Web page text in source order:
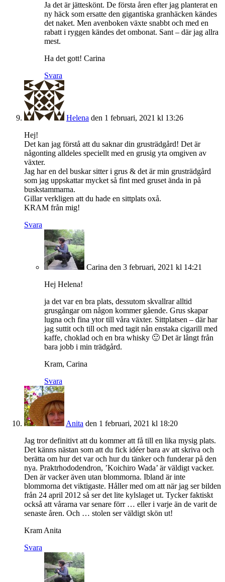
Ja det är jätteskönt. De första åren efter jag planterat en
ny häck som ersatte den gigantiska granhäcken kändes
det naket. Men avenboken växte snabbt och med en
rabatt i ryggen kändes det ombonat. Sant – där jag allra
mest.
Ha det gott! Carina
Svara
Helena den 1 februari, 2021 kl 13:26
Hej!
Det kan jag förstå att du saknar din grusträdgård! Det är
någonting alldeles speciellt med en grusig yta omgiven av
växter.
Jag har en del buskar sitter i grus & det är min grusträdgård
som jag uppskattar mycket så fint med gruset ända in på
buskstammarna.
Gillar verkligen att du hade en sittplats oxå.
KRAM från mig!
Svara
Carina den 3 februari, 2021 kl 14:21
Hej Helena!
ja det var en bra plats, dessutom skvallrar alltid
grusgångar om någon kommer gående. Grus skapar
lugna och fina ytor till våra växter. Sittplatsen – där har
jag suttit och till och med tagit nån enstaka cigarill med
kaffe, choklad och en bra whisky 🙂 Det är långt från
bara jobb i min trädgård.
Kram, Carina
Svara
Anita den 1 februari, 2021 kl 18:20
Jag tror definitivt att du kommer att få till en lika mysig plats.
Det känns nästan som att du fick idéer bara av att skriva och
berätta om hur det var och hur du tänker och funderar på den
nya. Praktrhododendron, ’Koichiro Wada’ är väldigt vacker.
Den är vacker även utan blommorna. Ibland är inte
blommorna det viktigaste. Håller med om att när jag ser bilden
från 24 april 2012 så ser det lite kylslaget ut. Tycker faktiskt
också att vårarna var senare förr … eller i varje än de varit de
senaste åren. Och … stolen ser väldigt skön ut!
Kram Anita
Svara